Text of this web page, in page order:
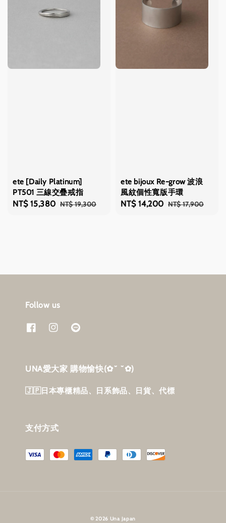
ete [Daily Platinum]
PT501 三線交疊戒指
Sale
NT$ 15,380 Regular
NT$ 19,300
ete bijoux Re-grow 波浪
風紋個性寬版手環
Sale
NT$ 14,200 Regular
NT$ 17,900
Follow us
UNA愛大家 購物愉快‎(✿˘ ˘✿)
🇯🇵日本專櫃精品、日系飾品、日貨、代標
支付方式
© 2026 Una Japan